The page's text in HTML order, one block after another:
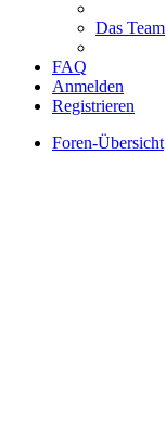
Das Team
FAQ
Anmelden
Registrieren
Foren-Übersicht